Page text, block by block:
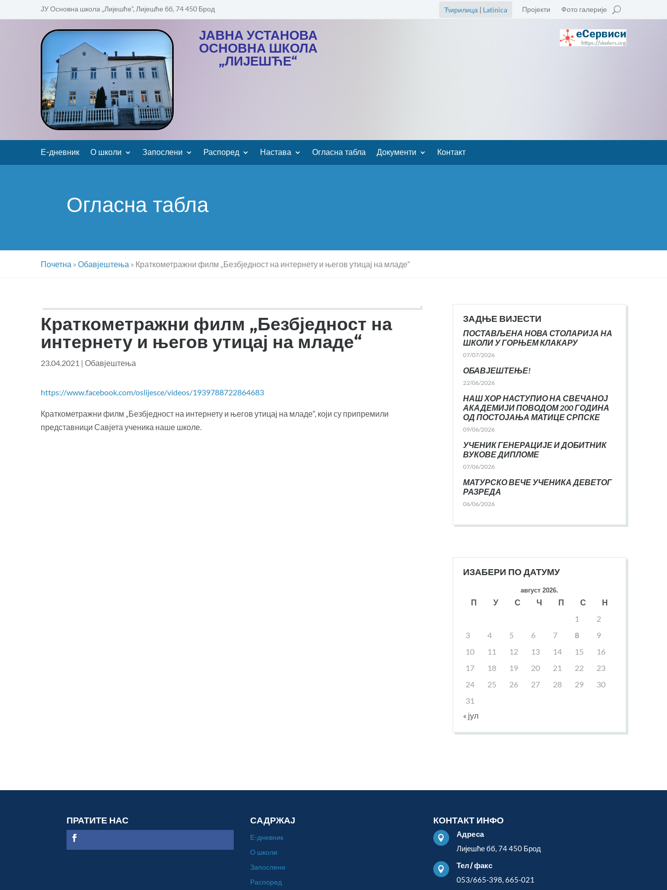
ЈУ Основна школа „Лијешће“, Лијешће бб, 74 450 Брод Пројекти Фото галерије
Ћирилица | Latinica
ЈАВНА УСТАНОВА
ОСНОВНА ШКОЛА
„ЛИЈЕШЋЕ“
Е-дневник О школи Запослени Распоред Настава Огласна табла Документи Контакт
Огласна табла
Почетна » Обавјештења » Краткометражни филм „Безбједност на интернету и његов утицај на младе“
Краткометражни филм „Безбједност на
интернету и његов утицај на младе“
23.04.2021 | Обавјештења
https://www.facebook.com/oslijesce/videos/1939788722864683
Краткометражни филм „Безбједност на интернету и његов утицај на младе“, који су припремили
представници Савјета ученика наше школе.
ЗАДЊЕ ВИЈЕСТИ
ПОСТАВЉЕНА НОВА СТОЛАРИЈА НА
ШКОЛИ У ГОРЊЕМ КЛАКАРУ
07/07/2026
ОБАВЈЕШТЕЊЕ!
22/06/2026
НАШ ХОР НАСТУПИО НА СВЕЧАНОЈ
АКАДЕМИЈИ ПОВОДОМ 200 ГОДИНА
ОД ПОСТОЈАЊА МАТИЦЕ СРПСКЕ
09/06/2026
УЧЕНИК ГЕНЕРАЦИЈЕ И ДОБИТНИК
ВУКОВЕ ДИПЛОМЕ
07/06/2026
МАТУРСКО ВЕЧЕ УЧЕНИКА ДЕВЕТОГ
РАЗРЕДА
06/06/2026
ИЗАБЕРИ ПО ДАТУМУ
август 2026.
П У С Ч П С
Н
1
2
3
4 5 6 7 8
9
10
11 12 13 14 15
16
17
18 19 20 21 22
23
24
25 26 27 28 29
30
31
« јул
ПРАТИТЕ НАС САДРЖАЈ
Е-дневник
О школи
Запослени
Распоред
КОНТАКТ ИНФО

Адреса
Лијешће бб, 74 450 Брод

Тел/факс
053/665-398, 665-021